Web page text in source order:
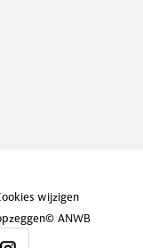
wijzigen
© ANWB